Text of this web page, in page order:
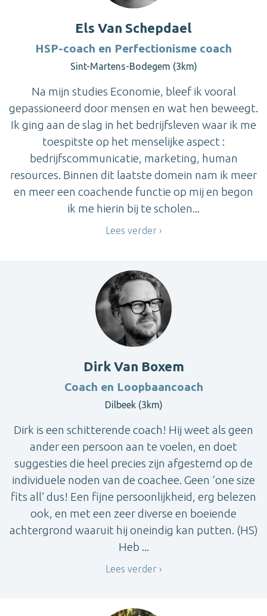
Els Van Schepdael
HSP-coach en Perfectionisme coach
Sint-Martens-Bodegem (3km)
Na mijn studies Economie, bleef ik vooral
gepassioneerd door mensen en wat hen beweegt.
Ik ging aan de slag in het bedrijfsleven waar ik me
toespitste op het menselijke aspect :
bedrijfscommunicatie, marketing, human
resources. Binnen dit laatste domein nam ik meer
en meer een coachende functie op mij en begon
ik me hierin bij te scholen...
Lees verder
Dirk Van Boxem
Coach en Loopbaancoach
Dilbeek (3km)
Dirk is een schitterende coach! Hij weet als geen
ander een persoon aan te voelen, en doet
suggesties die heel precies zijn afgestemd op de
individuele noden van de coachee. Geen ‘one size
fits all’ dus! Een fijne persoonlijkheid, erg belezen
ook, en met een zeer diverse en boeiende
achtergrond waaruit hij oneindig kan putten. (HS)
Heb ...
Lees verder